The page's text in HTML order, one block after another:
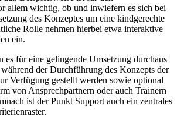
allem wichtig, ob und inwiefern es sich bei
des Konzeptes um eine kindgerechte
Rolle nehmen hierbei etwa interaktive
ein.
es für eine gelingende Umsetzung durchaus
der Durchführung des Konzepts der
Verfügung gestellt werden sowie optional
von Ansprechpartnern oder auch Trainern
ist der Punkt Support auch ein zentrales